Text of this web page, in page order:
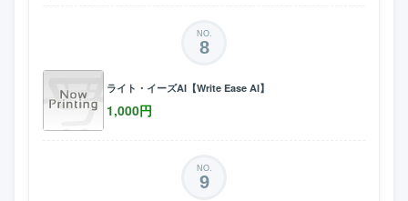
NO.
8
ライト・イーズAI【Write Ease AI】
1,000円
NO.
9